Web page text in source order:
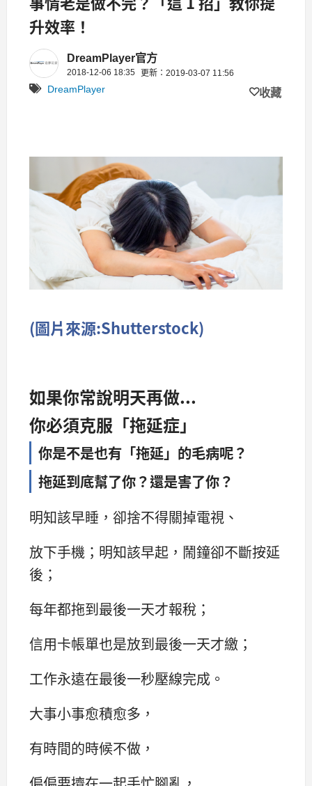
升效率！
DreamPlayer官方
2018-12-06 18:35 更新：2019-03-07 11:56
DreamPlayer 收藏
(圖片來源:Shutterstock)
如果你常說明天再做...
你必須克服「拖延症」
你是不是也有「拖延」的毛病呢？
拖延到底幫了你？還是害了你？
明知該早睡，卻捨不得關掉電視、
放下手機；明知該早起，鬧鐘卻不斷按延
後；
每年都拖到最後一天才報稅；
信用卡帳單也是放到最後一天才繳；
工作永遠在最後一秒壓線完成。
大事小事愈積愈多，
有時間的時候不做，